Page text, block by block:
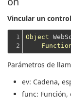
Vincular un
1
2
Object
Parámetros de
ev: Cadena,
func: